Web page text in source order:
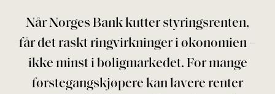
Når Norges Bank kutter styringsrenten,
får det raskt ringvirkninger i økonomien –
ikke minst i boligmarkedet. For mange
førstegangskjøpere kan lavere renter